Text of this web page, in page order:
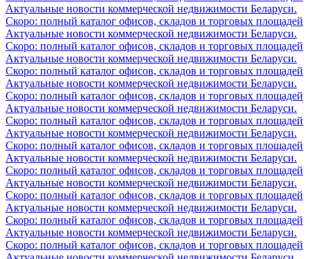
Актуальные новости коммерческой недвижимости Беларуси.
Скоро: полный каталог офисов, складов и торговых площадей
Актуальные новости коммерческой недвижимости Беларуси.
Скоро: полный каталог офисов, складов и торговых площадей
Актуальные новости коммерческой недвижимости Беларуси.
Скоро: полный каталог офисов, складов и торговых площадей
Актуальные новости коммерческой недвижимости Беларуси.
Скоро: полный каталог офисов, складов и торговых площадей
Актуальные новости коммерческой недвижимости Беларуси.
Скоро: полный каталог офисов, складов и торговых площадей
Актуальные новости коммерческой недвижимости Беларуси.
Скоро: полный каталог офисов, складов и торговых площадей
Актуальные новости коммерческой недвижимости Беларуси.
Скоро: полный каталог офисов, складов и торговых площадей
Актуальные новости коммерческой недвижимости Беларуси.
Скоро: полный каталог офисов, складов и торговых площадей
Актуальные новости коммерческой недвижимости Беларуси.
Скоро: полный каталог офисов, складов и торговых площадей
Актуальные новости коммерческой недвижимости Беларуси.
Скоро: полный каталог офисов, складов и торговых площадей